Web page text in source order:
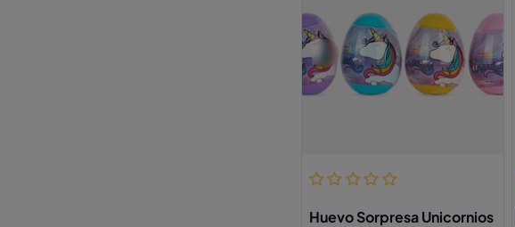
Huevo Sorpresa Unicornios